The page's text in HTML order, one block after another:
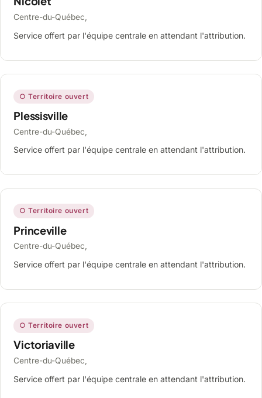
Centre-du-Québec,
Service offert par l'équipe centrale en attendant l'attribution.
○ Territoire ouvert
Plessisville
Centre-du-Québec,
Service offert par l'équipe centrale en attendant l'attribution.
○ Territoire ouvert
Princeville
Centre-du-Québec,
Service offert par l'équipe centrale en attendant l'attribution.
○ Territoire ouvert
Victoriaville
Centre-du-Québec,
Service offert par l'équipe centrale en attendant l'attribution.